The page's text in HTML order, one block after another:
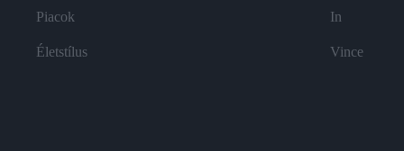
Piacok
Életstílus
In
Vince